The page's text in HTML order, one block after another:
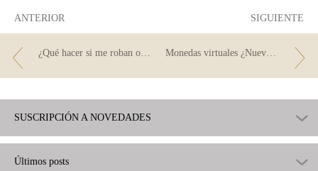
ANTERIOR SIGUIENTE
Monedas virtuales ¿Nuevas formas de dinero?
SUSCRIPCIÓN A NOVEDADES
Últimos posts